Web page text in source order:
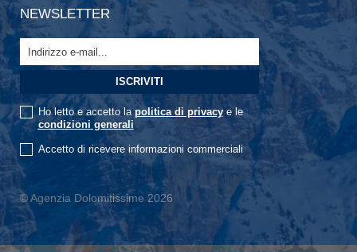
NEWSLETTER
Ho letto e accetto la politica di privacye le
condizioni generali
Accetto di ricevere informazioni commerciali
© Agenzia Dolomitissime 2026